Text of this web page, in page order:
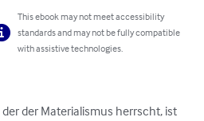
This ebook may not meet accessibility
standards and may not be fully compatible
with assistive technologies.
der Materialismus herrscht, ist